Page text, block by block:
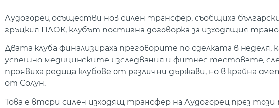
Лудогорец осъществи нов силен трансфер, съобщиха
гръцкия ПАОК, клубът постигна договорка за изходящия
Двата клуба финализираха преговорите по сделката в
успешно медицинските изследвания и фитнес тестовете,
проявиха редица клубове от различни държави, но в крайна
от Солун.
Това е втори силен изходящ трансфер на Лудогорец през